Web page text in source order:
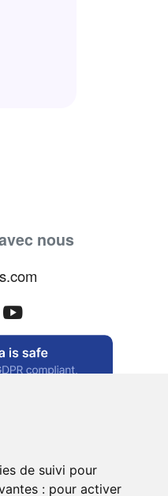
de suivi pour
: pour activer
nous